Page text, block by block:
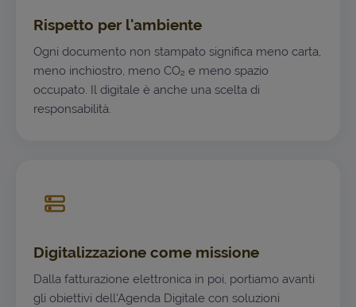
Rispetto per l'ambiente
Ogni documento non stampato significa meno carta,
meno inchiostro, meno CO₂ e meno spazio
occupato. Il digitale è anche una scelta di
responsabilità.
Digitalizzazione come missione
Dalla fatturazione elettronica in poi, portiamo avanti
gli obiettivi dell'Agenda Digitale con soluzioni